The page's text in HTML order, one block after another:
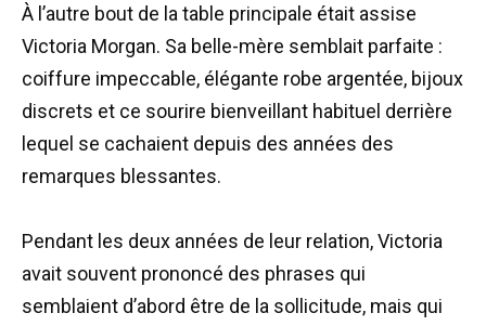
À l’autre bout de la table principale était assise
Victoria Morgan. Sa belle-mère semblait parfaite :
coiffure impeccable, élégante robe argentée, bijoux
discrets et ce sourire bienveillant habituel derrière
lequel se cachaient depuis des années des
remarques blessantes.
Pendant les deux années de leur relation, Victoria
avait souvent prononcé des phrases qui
semblaient d’abord être de la sollicitude, mais qui